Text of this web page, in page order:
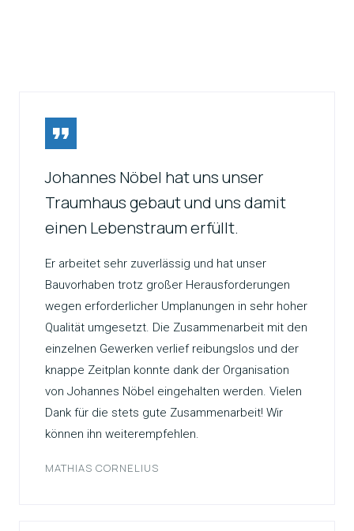
Johannes Nöbel hat uns unser
Traumhaus gebaut und uns damit
einen Lebenstraum erfüllt.
Er arbeitet sehr zuverlässig und hat unser
Bauvorhaben trotz großer Herausforderungen
wegen erforderlicher Umplanungen in sehr hoher
Qualität umgesetzt. Die Zusammenarbeit mit den
einzelnen Gewerken verlief reibungslos und der
knappe Zeitplan konnte dank der Organisation
von Johannes Nöbel eingehalten werden. Vielen
Dank für die stets gute Zusammenarbeit! Wir
können ihn weiterempfehlen.
MATHIAS CORNELIUS